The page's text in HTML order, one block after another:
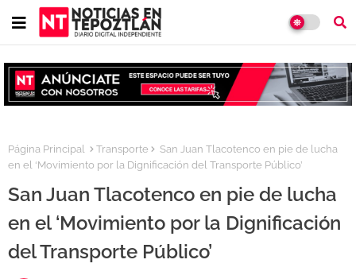
Página Principal Transporte
San Juan Tlacotenco en pie de lucha
en el ‘Movimiento por la Dignificación del Transporte Público’
San Juan Tlacotenco en pie de lucha
en el ‘Movimiento por la Dignificación
del Transporte Público’